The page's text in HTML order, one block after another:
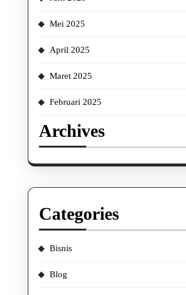
Mei 2025
April 2025
Maret 2025
Februari 2025
Archives
Categories
Bisnis
Blog